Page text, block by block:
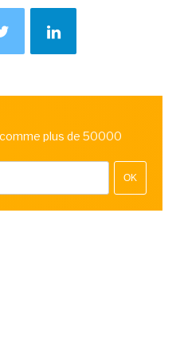
plus de 50000
OK